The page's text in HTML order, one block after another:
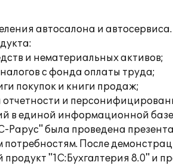
автосалона и
и нематериальных активов;
с фонда оплаты труда;
покупок и книги продаж;
и
в единой информационной
была проведена
потребностям. После
"1С:Бухгалтерия 8.0" и